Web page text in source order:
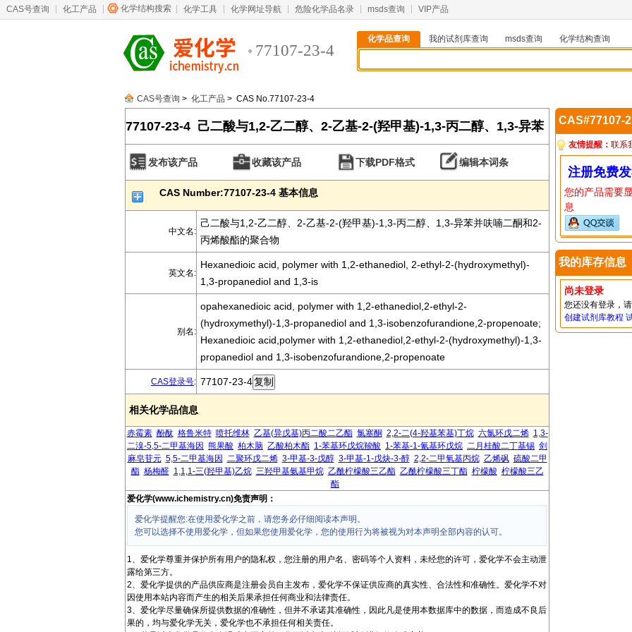
CAS号查询 化工产品 化学结构搜索 化学工具 化学网址导航 危险化学品名录 msds查询 VIP产品
77107-23-4
化学品查询 我的试剂库查询 msds查询
化学结构查询
CAS号查询 > 化工产品 > CAS No.77107-23-4
77107-23-4 己二酸与1,2-乙二醇、2-乙基-2-(羟甲基)-1,3-丙二醇、1,3-异苯
并呋喃二酮和2-丙烯酸酯的聚合物
发布该产品 收藏该产品 下载PDF格式 编辑本词条
CAS Number:77107-23-4 基本信息
中文名:
己二酸与1,2-乙二醇、2-乙基-2-(羟甲基)-1,3-丙二醇、1,3-异苯并呋喃二酮和2-
丙烯酸酯的聚合物
英文名:
Hexanedioic acid, polymer with 1,2-ethanediol, 2-ethyl-2-(hydroxymethyl)-
1,3-propanediol and 1,3-is
别名:
opahexanedioic acid, polymer with 1,2-ethanediol,2-ethyl-2-
(hydroxymethyl)-1,3-propanediol and 1,3-isobenzofurandione,2-propenoate;
Hexanedioic acid,polymer with 1,2-ethanediol,2-ethyl-2-(hydroxymethyl)-1,3-
propanediol and 1,3-isobenzofurandione,2-propenoate
CAS登录号: 77107-23-4
相关化学品信息
赤霉素 酚酞 格鲁米特 喷托维林 乙基(异戊基)丙二酸二乙酯 氯塞酮 2,2-二(4-羟基苯基)丁烷 六氯环戊二烯 1,3-
二溴-5,5-二甲基海因 熊果酸 柏木脑 乙酸柏木酯 1-苯基环戊烷羧酸 1-苯基-1-氰基环戊烷 二月桂酸二丁基锡 剑
麻皂苷元 5,5-二甲基海因 二聚环戊二烯 3-甲基-3-戊醇 3-甲基-1-戊炔-3-醇 2,2-二甲氧基丙烷 乙烯砜 硫酸二甲
酯 杨梅醛 1,1,1-三(羟甲基)乙烷 三羟甲基氨基甲烷 乙酰柠檬酸三乙酯 乙酰柠檬酸三丁酯 柠檬酸 柠檬酸三乙
酯
爱化学(www.ichemistry.cn)免责声明：
爱化学提醒您:在使用爱化学之前，请您务必仔细阅读本声明。
您可以选择不使用爱化学，但如果您使用爱化学，您的使用行为将被视为对本声明全部内容的认可。
1、爱化学尊重并保护所有用户的隐私权，您注册的用户名、密码等个人资料，未经您的许可，爱化学不会主动泄
露给第三方。
2、爱化学提供的产品供应商是注册会员自主发布，爱化学不保证供应商的真实性、合法性和准确性。爱化学不对
因使用本站内容而产生的相关后果承担任何商业和法律责任。
3、爱化学尽量确保所提供数据的准确性，但并不承诺其准确性，因此凡是使用本数据库中的数据，而造成不良后
果的，均与爱化学无关，爱化学也不承担任何相关责任。
CAS#77107-
友情提醒： 联系
注册免费
您的产品需要
息
我的库存信息
尚未登录
您还没有登录，
创建试剂库教程